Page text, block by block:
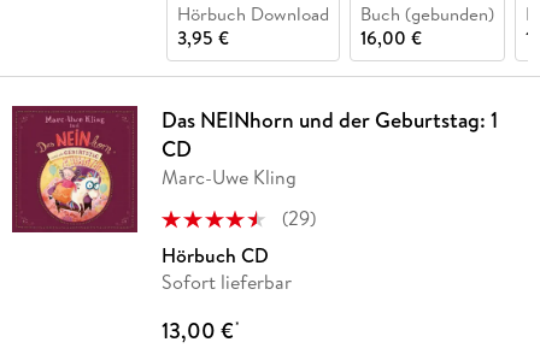
Hörbuch Download
3,95 €
Buch (gebunden)
16,00 €
Das NEINhorn und der Geburtstag: 1
CD
Marc-Uwe Kling
(29)
Hörbuch CD
Sofort lieferbar
13,00 €*